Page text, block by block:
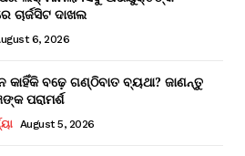
ଚାର୍ଜସିଟ ଦାଖଲ
6, 2026
କାହିଁକି ବଢ଼େ ଗଣ୍ଠିବାତ ବ୍ୟଥା? ଜାଣନ୍ତୁ
ପରାମର୍ଶ
August 5, 2026